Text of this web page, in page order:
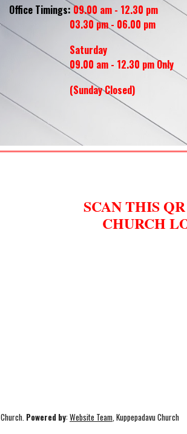
Office Timings: 09.00 am - 12.30 pm
03.30 pm - 06.00 pm
Saturday
09.00 am - 12.30 pm Only
(SundayClosed)
SCAN THIS
CHURCH
Church. Powered by:Website Team, Kuppepadavu Church